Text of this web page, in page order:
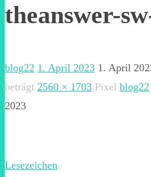
theanswer-
blog22 1. April 2023 1. April
beträgt 2560 × 1703 Pixel blog22
2023
Lesezeichen.